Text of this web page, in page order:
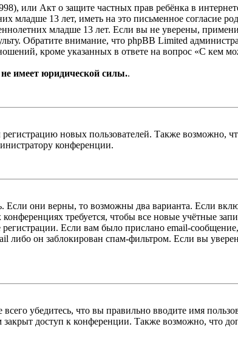
или Акт о защите частных прав ребёнка в
младше 13 лет, иметь на это письменное согласие
младше 13 лет. Если вы не уверены,
Обратите внимание, что phpBB Limited
кроме указанных в ответе на вопрос «С кем
имеет юридической силы..
новых пользователей. Также возможно,
конференции.
Если они верны, то возможны два варианта. Если
требуется, чтобы все новые учётные
регистрации. Если вам было прислано email-
либо он заблокирован спам-фильтром. Если вы
убедитесь, что вы правильно вводите имя
доступ к конференции. Также возможно, что